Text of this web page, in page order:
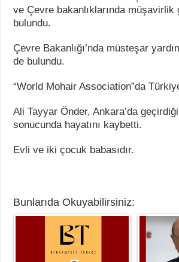
ve Çevre bakanlıklarında müşavirlik
bulundu.
Çevre Bakanlığı’nda müsteşar
de bulundu.
“World Mohair Association”da
Ali Tayyar Önder, Ankara’da
sonucunda hayatını kaybetti.
Evli ve iki çocuk babasıdır.
Bunlarıda Okuyabilirsiniz: